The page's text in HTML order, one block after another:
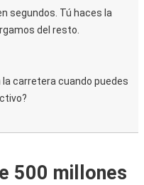
segundos. Tú haces la
del resto.
carretera cuando puedes
500 millones